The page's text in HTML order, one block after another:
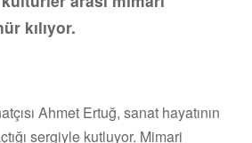
kılıyor.
Ahmet Ertuğ, sanat hayatının
sergiyle kutluyor. Mimari